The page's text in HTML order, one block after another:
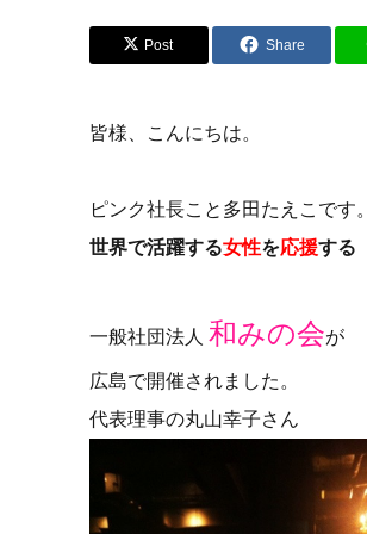
Post Share
皆様、こんにちは。
ピンク社長こと多田たえこです。
世界で活躍する女性を応援する
一般社団法人 和みの会が
広島で開催されました。
代表理事の丸山幸子さん